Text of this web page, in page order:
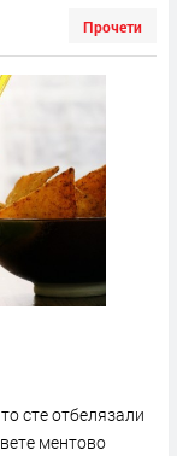
Прочети
сте отбелязали
ментово